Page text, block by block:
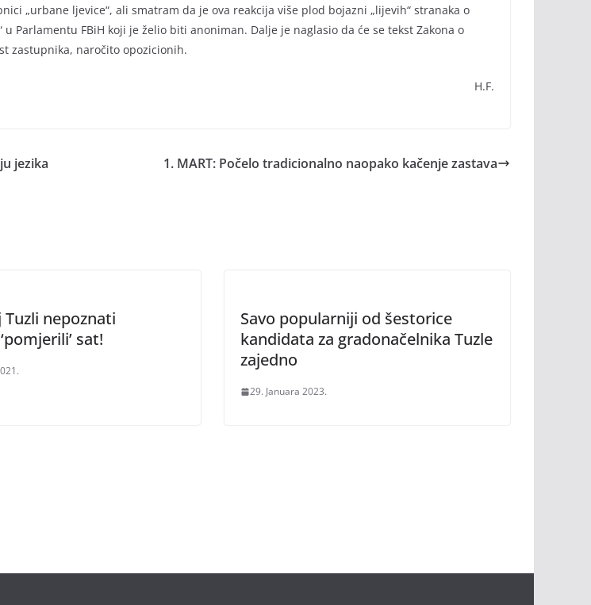
„urbane ljevice“, ali smatram da je ova reakcija više plod bojazni „lijevih“ stranaka o
Parlamentu FBiH koji je želio biti anoniman. Dalje je naglasio da će se tekst Zakona o
zastupnika, naročito opozicionih.
H.F.
jezika
1. MART: Počelo tradicionalno naopako kačenje zastava
nepoznati
sat!
Savo popularniji od šestorice
kandidata za gradonačelnika Tuzle
zajedno
29. Januara 2023.